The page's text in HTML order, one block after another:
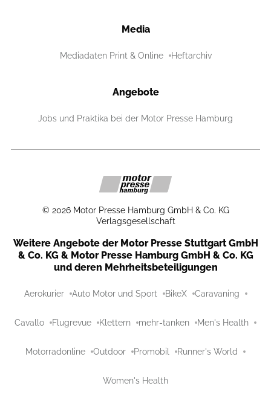
Media
Mediadaten Print & Online Heftarchiv
Angebote
Jobs und Praktika bei der Motor Presse Hamburg
© 2026 Motor Presse Hamburg GmbH & Co. KG
Verlagsgesellschaft
Weitere Angebote der Motor Presse Stuttgart GmbH
& Co. KG & Motor Presse Hamburg GmbH & Co. KG
und deren Mehrheitsbeteiligungen
Aerokurier Auto Motor und Sport BikeX Caravaning
Cavallo Flugrevue Klettern mehr-tanken Men's Health
Motorradonline Outdoor Promobil Runner's World
Women's Health